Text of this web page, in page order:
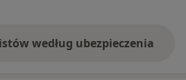
według ubezpieczenia